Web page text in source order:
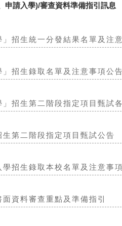
申請入學)/審查資料準備指引訊息
招生統一分發結果名單及注
招生錄取名單及注意事項公
招生第二階段指定項目甄試
第二階段指定項目甄試公告
招生錄取本校名單及注意事
資料審查重點及準備指引